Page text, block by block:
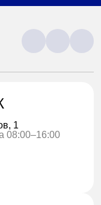
1
08:00–16:00